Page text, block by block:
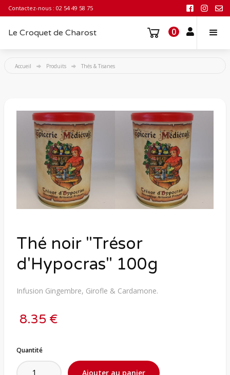
Contactez-nous : 02 54 49 58 75
Le Croquet de Charost 0
Accueil Produits Thés & Tisanes
Thé noir "Trésor
d'Hypocras" 100g
Infusion Gingembre, Girofle & Cardamone.
8.35 €
Quantité